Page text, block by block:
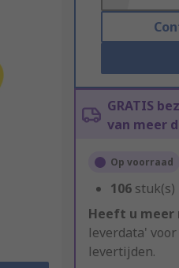
GRATIS
van meer
Op voorraad
106
Heeft u meer
leverdata'
levertijden.